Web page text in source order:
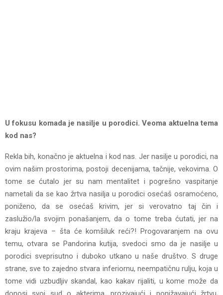
U fokusu komada je nasilje u porodici. Veoma aktuelna tema
kod nas?
Rekla bih, konačno je aktuelna i kod nas. Jer nasilje u porodici, na
ovim našim prostorima, postoji decenijama, tačnije, vekovima. O
tome se ćutalo jer su nam mentalitet i pogrešno vaspitanje
nametali da se kao žrtva nasilja u porodici osećaš osramoćeno,
poniženo, da se osećaš krivim, jer si verovatno taj čin i
zaslužio/la svojim ponašanjem, da o tome treba ćutati, jer na
kraju krajeva – šta će komšiluk reći?! Progovaranjem na ovu
temu, otvara se Pandorina kutija, svedoci smo da je nasilje u
porodici sveprisutno i duboko utkano u naše društvo. S druge
strane, sve to zajedno stvara inferiornu, neempatičnu rulju, koja u
tome vidi uzbudljiv skandal, kao kakav rijaliti, u kome može da